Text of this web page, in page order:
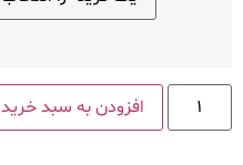
افزودن به سبد خرید